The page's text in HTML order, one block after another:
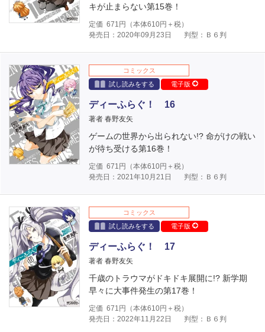
キが止まらない第15巻！
定価 671 円（本体610円＋税）
発売日：2020年09月23日
判型：Ｂ６判
コミックス
試し読みをする
電子版
ディーふらぐ！ 16
著者 春野友矢
ゲームの世界から出られない!? 命がけの戦い
が待ち受ける第16巻！
定価 671 円（本体610円＋税）
発売日：2021年10月21日
判型：Ｂ６判
コミックス
試し読みをする
電子版
ディーふらぐ！ 17
著者 春野友矢
千歳のトラウマがドキドキ展開に!? 新学期
早々に大事件発生の第17巻！
定価 671 円（本体610円＋税）
発売日：2022年11月22日
判型：Ｂ６判